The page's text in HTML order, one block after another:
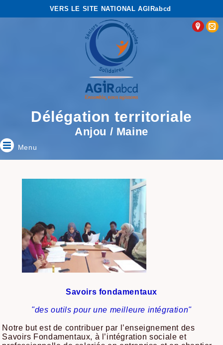
VERS LE SITE NATIONAL AGIRabcd
Délégation territoriale
Anjou / Maine
Menu
​Savoirs fondamentaux
"des outils pour une meilleure intégration"
Notre but est de contribuer par l’enseignement des
Savoirs Fondamentaux, à l’intégration sociale et